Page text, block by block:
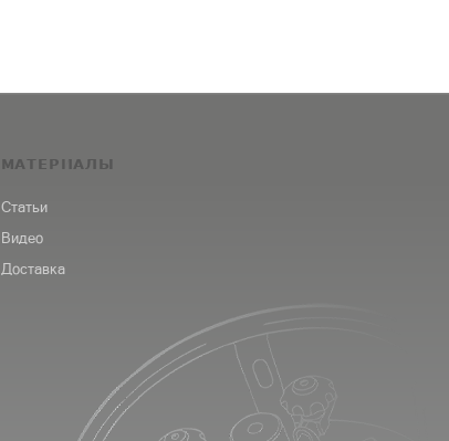
МАТЕРИАЛЫ
Статьи
Видео
Доставка